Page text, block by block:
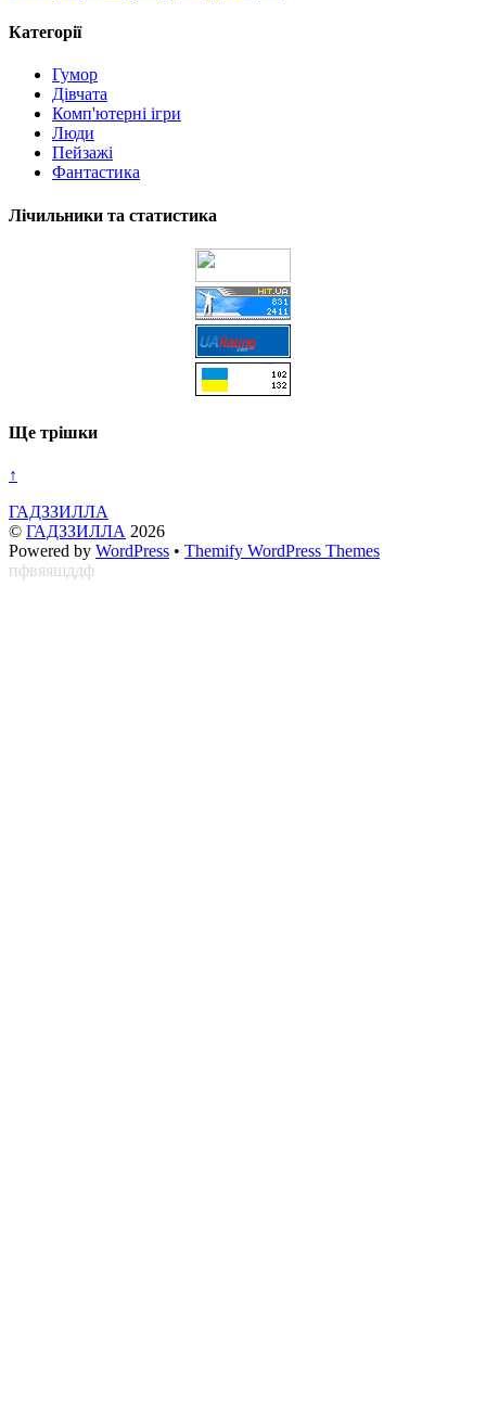
Категорії
Гумор
Дівчата
Комп'ютерні ігри
Люди
Пейзажі
Фантастика
Лічильники та статистика
Ще трішки
↑
ГАДЗЗИЛЛА
© ГАДЗЗИЛЛА 2026
Powered by WordPress • Themify WordPress Themes
пфвяяшддф